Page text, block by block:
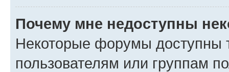
Почему мне недоступны
Некоторые форумы доступны
пользователям или группам